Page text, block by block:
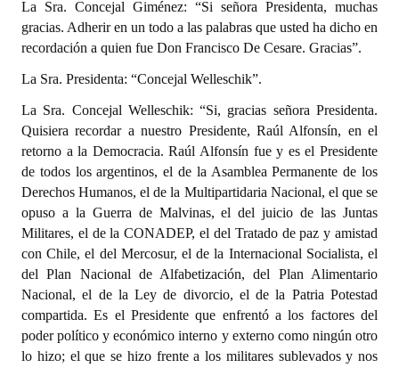
La Sra. Concejal Giménez: “Si señora Presidenta, muchas
gracias. Adherir en un todo a las palabras que usted ha dicho en
recordación a quien fue Don Francisco De Cesare. Gracias”.
La Sra. Presidenta: “Concejal Welleschik”.
La Sra. Concejal Welleschik: “Si, gracias señora Presidenta.
Quisiera recordar a nuestro Presidente, Raúl Alfonsín, en el
retorno a la Democracia. Raúl Alfonsín fue y es el Presidente
de todos los argentinos, el de la Asamblea Permanente de los
Derechos Humanos, el de la Multipartidaria Nacional, el que se
opuso a la Guerra de Malvinas, el del juicio de las Juntas
Militares, el de la CONADEP, el del Tratado de paz y amistad
con Chile, el del Mercosur, el de la Internacional Socialista, el
del Plan Nacional de Alfabetización, del Plan Alimentario
Nacional, el de la Ley de divorcio, el de la Patria Potestad
compartida. Es el Presidente que enfrentó a los factores del
poder político y económico interno y externo como ningún otro
lo hizo; el que se hizo frente a los militares sublevados y nos